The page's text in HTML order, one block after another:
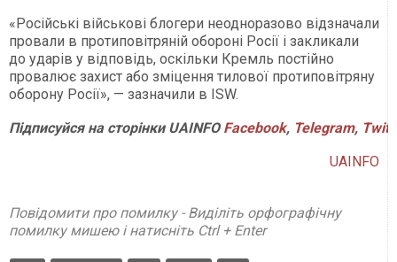
«Російські військові блогери неодноразово відзначали
провали в протиповітряній обороні Росії і закликали
до ударів у відповідь, оскільки Кремль постійно
провалює захист або зміцення тилової протиповітряну
оборону Росії», — зазначили в ISW.
Підписуйся на сторінки UAINFO Facebook, Telegram,
UAINFO
Повідомити про помилку - Виділіть орфографічну
помилку мишею і натисніть Ctrl + Enter